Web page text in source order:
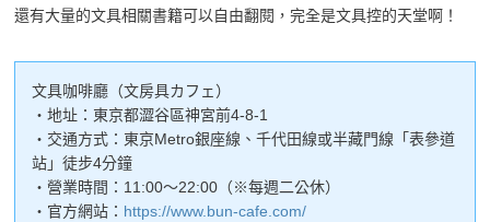
還有大量的文具相關書籍可以自由翻閱，完全是文具控的天堂啊！
文具咖啡廳（文房具カフェ）
・地址：東京都澀谷區神宮前4-8-1
・交通方式：東京Metro銀座線、千代田線或半藏門線「表參道
站」徒步4分鐘
・營業時間：11:00～22:00（※每週二公休）
・官方網站： https://www.bun-cafe.com/